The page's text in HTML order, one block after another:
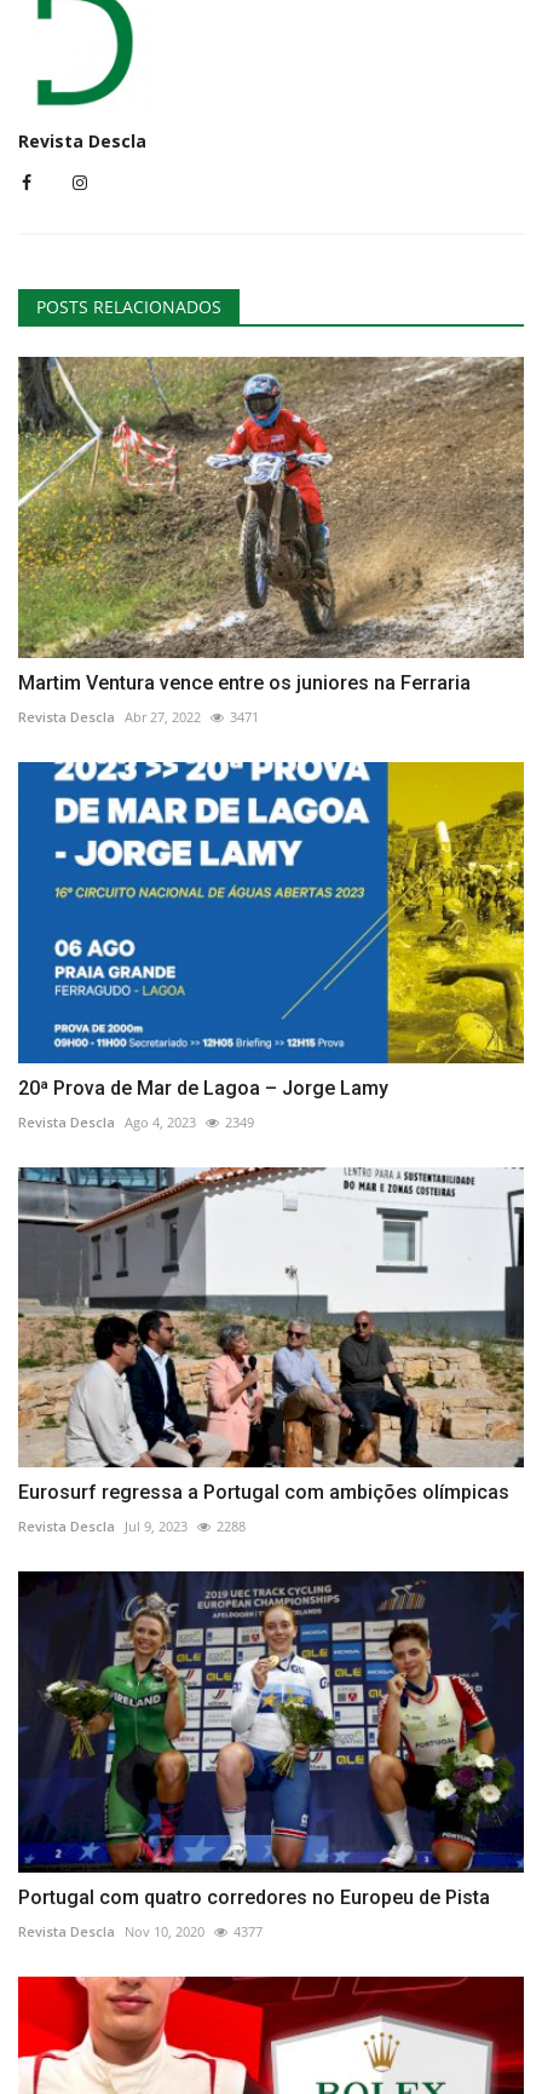
Revista Descla
POSTS RELACIONADOS
Martim Ventura vence entre os juniores na Ferraria
Revista Descla Abr 27, 2022 3471
20ª Prova de Mar de Lagoa – Jorge Lamy
Revista Descla Ago 4, 2023 2349
Eurosurf regressa a Portugal com ambições olímpicas
Revista Descla Jul 9, 2023 2288
Portugal com quatro corredores no Europeu de Pista
Revista Descla Nov 10, 2020 4377